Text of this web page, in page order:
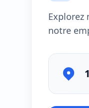
Explorez
notre